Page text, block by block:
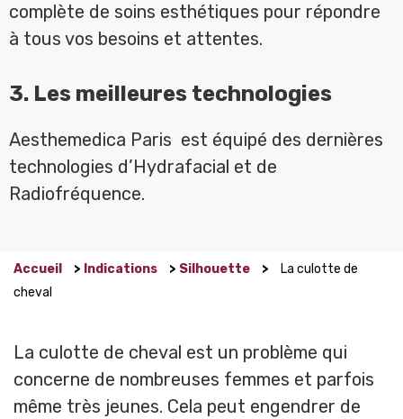
complète de soins esthétiques pour répondre
à tous vos besoins et attentes.
3. Les meilleures technologies
Aesthemedica Paris est équipé des dernières
technologies d’Hydrafacial et de
Radiofréquence.
Accueil > Indications > Silhouette >
La culotte de
cheval
La culotte de cheval est un problème qui
concerne de nombreuses femmes et parfois
même très jeunes. Cela peut engendrer de